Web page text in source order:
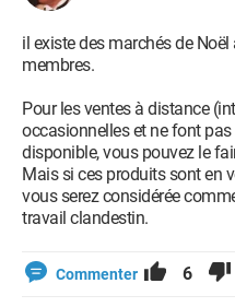
il existe des marchés de
membres.
Pour les ventes à distance
occasionnelles et ne font
disponible, vous pouvez le
Mais si ces produits sont en
vous serez considérée
travail clandestin.
Commenter 6